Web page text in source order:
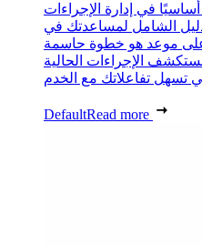
في إدارة الإجراءات
الشامل لمساعدتك في
2027. الحصول على موعد هو خطوة حاسمة
الإجراءات الحالية
DefaultRead more